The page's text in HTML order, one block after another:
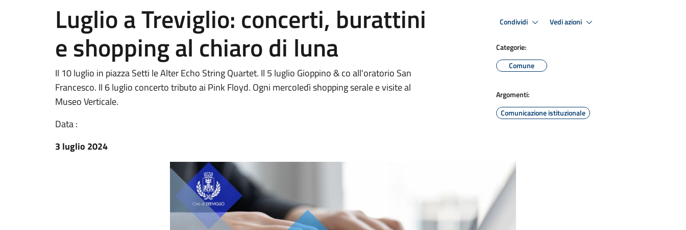
Luglio a Treviglio: concerti, burattini
e shopping al chiaro di luna
Il 10 luglio in piazza Setti le Alter Echo String Quartet. Il 5 luglio Gioppino & co all'oratorio San
Francesco. Il 6 luglio concerto tributo ai Pink Floyd. Ogni mercoledì shopping serale e visite al
Museo Verticale.
Data :
3 luglio 2024
Condividi Vedi azioni
Categorie:
Comune
Argomenti:
Comunicazione istituzionale